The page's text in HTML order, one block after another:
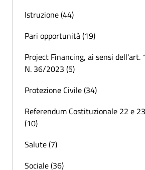
Istruzione (44)
Pari opportunità (19)
Project Financing, ai sensi dell'art.
N. 36/2023 (5)
Protezione Civile (34)
Referendum Costituzionale 22 e
(10)
Salute (7)
Sociale (36)